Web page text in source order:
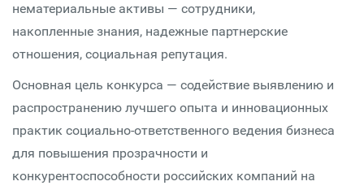
нематериальные активы — сотрудники,
накопленные знания, надежные партнерские
отношения, социальная репутация.
Основная цель конкурса — содействие выявлению и
распространению лучшего опыта и инновационных
практик социально-ответственного ведения бизнеса
для повышения прозрачности и
конкурентоспособности российских компаний на